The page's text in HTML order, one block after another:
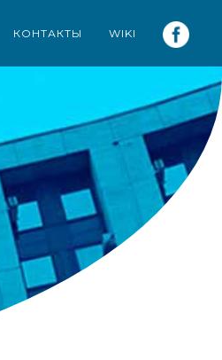
КОНТАКТЫ WIKI